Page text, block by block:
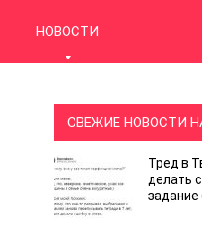
НОВОСТИ
СВЕЖИЕ НОВОСТИ
Тред в
делать
задание